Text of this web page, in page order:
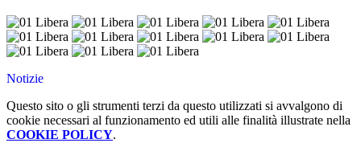
Notizie
Questo sito o gli strumenti terzi da questo utilizzati si avvalgono di
cookie necessari al funzionamento ed utili alle finalità illustrate nella
COOKIE POLICY.